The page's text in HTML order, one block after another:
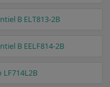
B ELT813-2B
B EELF814-2B
LF714L2B